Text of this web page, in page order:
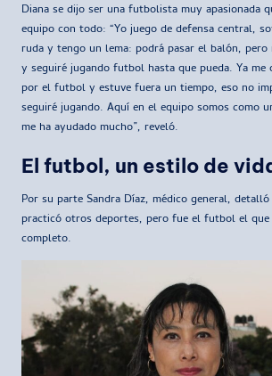
Diana se dijo ser una futbolista muy apasionada
equipo con todo: “Yo juego de defensa central,
ruda y tengo un lema: podrá pasar el balón,
y seguiré jugando futbol hasta que pueda. Ya
por el futbol y estuve fuera un tiempo, eso no
seguiré jugando. Aquí en el equipo somos como
me ha ayudado mucho”, reveló.
El futbol, un estilo de
Por su parte Sandra Díaz, médico general,
practicó otros deportes, pero fue el futbol el
completo.